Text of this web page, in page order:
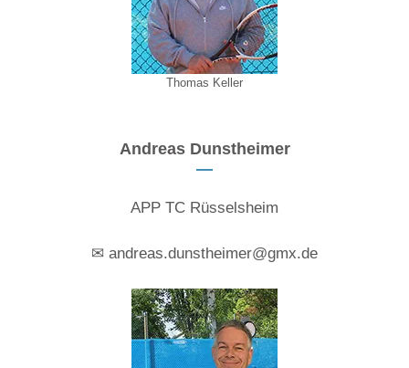
Thomas Keller
Andreas Dunstheimer
APP TC Rüsselsheim
✉ andreas.dunstheimer@gmx.de